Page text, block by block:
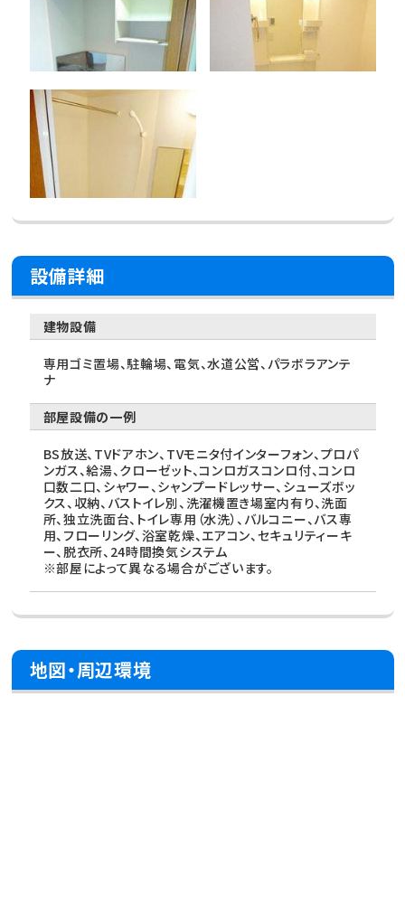
設備詳細
建物設備
専用ゴミ置場、駐輪場、電気、水道公営、パラボラアンテ
ナ
部屋設備の一例
BS放送、TVドアホン、TVモニタ付インターフォン、プロパ
ンガス、給湯、クローゼット、コンロガスコンロ付、コンロ
口数二口、シャワー、シャンプードレッサー、シューズボッ
クス、収納、バストイレ別、洗濯機置き場室内有り、洗面
所、独立洗面台、トイレ専用（水洗）、バルコニー、バス専
用、フローリング、浴室乾燥、エアコン、セキュリティーキ
ー、脱衣所、24時間換気システム
※部屋によって異なる場合がございます。
地図・周辺環境